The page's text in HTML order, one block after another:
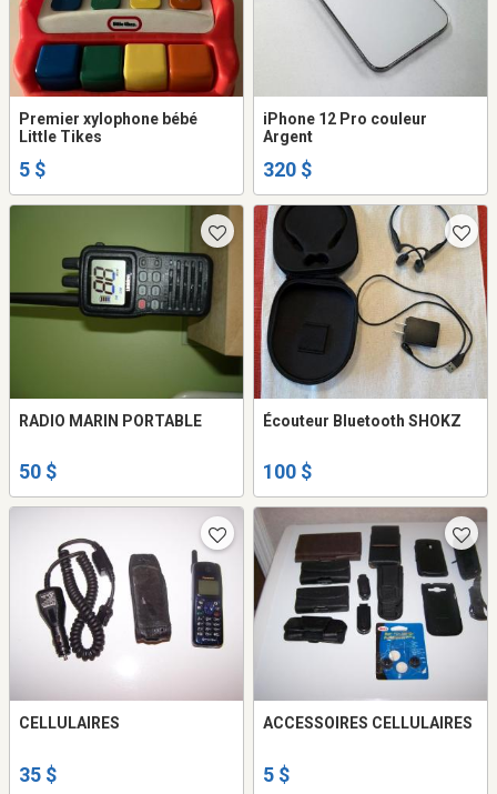
Premier xylophone bébé
Little Tikes
5 $
iPhone 12 Pro couleur
Argent
320 $
RADIO MARIN PORTABLE
50 $
Écouteur Bluetooth SHOKZ
100 $
CELLULAIRES
35 $
ACCESSOIRES CELLULAIRES
5 $